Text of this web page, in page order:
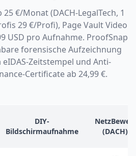
€/Monat (DACH-LegalTech, 1
29 €/Profi), Page Vault Video
USD pro Aufnahme. ProofSnap
forensische Aufzeichnung
Zeitstempel und Anti-
Certificate ab 24,99 €.
DIY-
Bildschirmaufnahme
NetzBeweis
(DACH)